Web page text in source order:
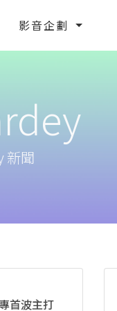
影音企劃
新聞
首波主打